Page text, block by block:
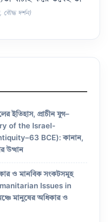
বৌদ্ধ দর্শন)
ইতিহাস, প্রাচীন যুগ–
of the Israel-
BCE): কানান,
উত্থান
ও মানবিক সংকটসমূহ
Issues in
মানুষের অধিকার ও